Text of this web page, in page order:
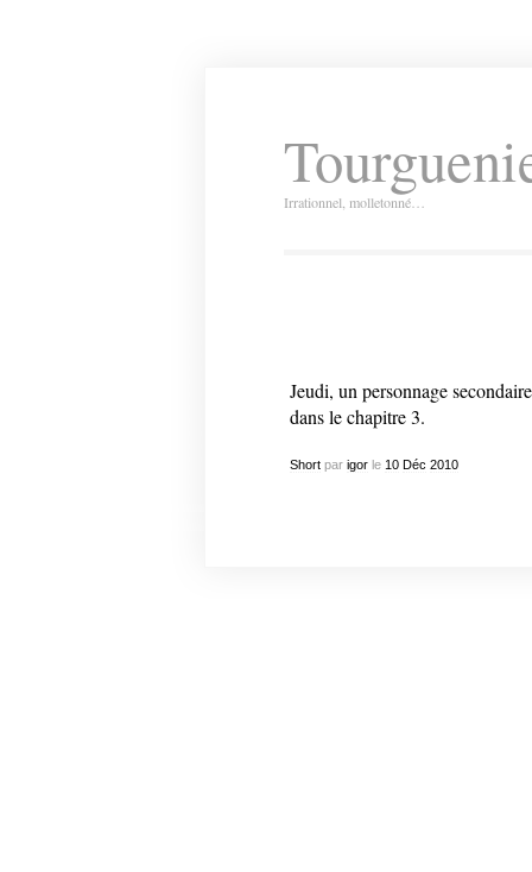
Irrationnel, molletonné…
Jeudi, un personnage
dans le chapitre 3.
Shortpar igorle 10 Déc 2010